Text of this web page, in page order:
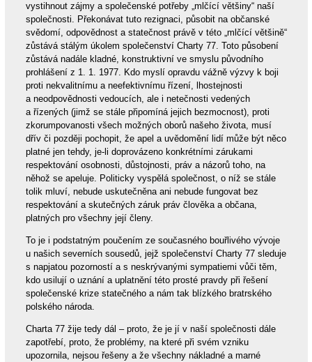
vystihnout zájmy a společenské potřeby „mlčící většiny“ naší
společnosti. Překonávat tuto rezignaci, působit na občanské
svědomí, odpovědnost a statečnost právě v této „mlčící většině“
zůstává stálým úkolem společenství Charty 77. Toto působení
zůstává nadále kladné, konstruktivní ve smyslu původního
prohlášení z 1. 1. 1977. Kdo myslí opravdu vážně výzvy k boji
proti nekvalitnímu a neefektivnímu řízení, lhostejnosti
a neodpovědnosti vedoucích, ale i netečnosti vedených
a řízených (jimž se stále připomíná jejich bezmocnost), proti
zkorumpovanosti všech možných oborů našeho života, musí
dřív či později pochopit, že apel a uvědomění lidí může být něco
platné jen tehdy, je-li doprovázeno konkrétními zárukami
respektování osobnosti, důstojnosti, práv a názorů toho, na
něhož se apeluje. Politicky vyspělá společnost, o níž se stále
tolik mluví, nebude uskutečněna ani nebude fungovat bez
respektování a skutečných záruk práv člověka a občana,
platných pro všechny její členy.
To je i podstatným poučením ze současného bouřlivého vývoje
u našich severních sousedů, jejž společenství Charty 77 sleduje
s napjatou pozorností a s neskrývanými sympatiemi vůči těm,
kdo usilují o uznání a uplatnění této prosté pravdy při řešení
společenské krize statečného a nám tak blízkého bratrského
polského národa.
Charta 77 žije tedy dál – proto, že je jí v naší společnosti dále
zapotřebí, proto, že problémy, na které při svém vzniku
upozornila, nejsou řešeny a že všechny nákladné a marné